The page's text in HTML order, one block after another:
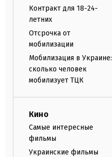
Контракт для 18-24-
летних
Отсрочка от
мобилизации
Мобилизация в Украине:
сколько человек
мобилизует ТЦК
Кино
Самые интересные
фильмы
Украинские фильмы